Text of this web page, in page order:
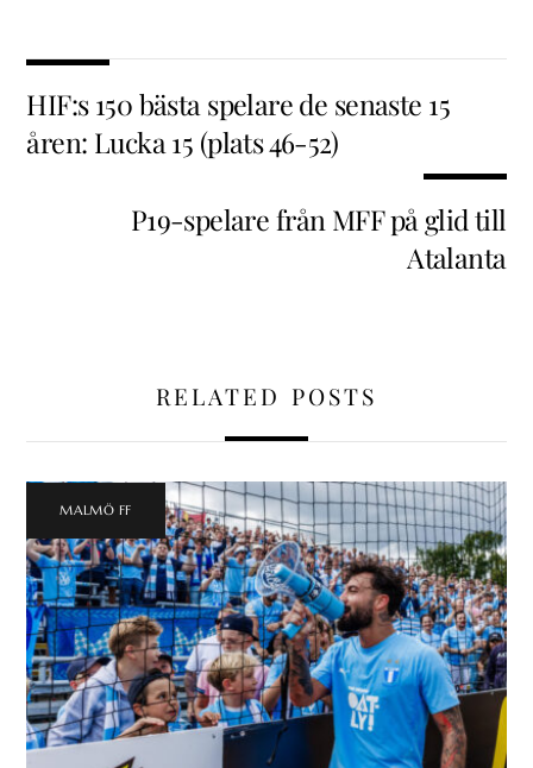
HIF:s 150 bästa spelare de senaste 15
åren: Lucka 15 (plats 46-52)
P19-spelare från MFF på glid till
Atalanta
RELATED POSTS
MALMÖ FF